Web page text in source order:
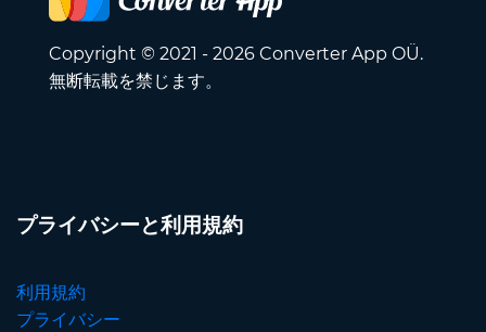
Copyright © 2021 - 2026 Converter App OÜ.
無断転載を禁じます。
プライバシーと利用規約
利用規約
プライバシー